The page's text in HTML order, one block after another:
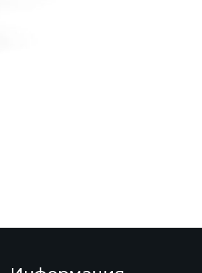
изготовителя при
Допускается